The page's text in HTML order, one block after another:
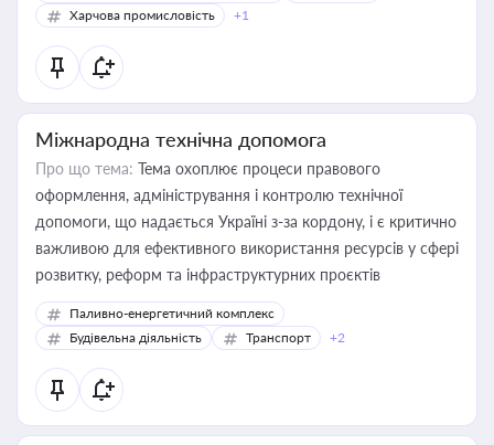
Харчова промисловість
+1
Міжнародна технічна допомога
Про що тема: Тема охоплює процеси правового
оформлення, адміністрування і контролю технічної
допомоги, що надається Україні з-за кордону, і є критично
важливою для ефективного використання ресурсів у сфері
розвитку, реформ та інфраструктурних проєктів
Паливно-енергетичний комплекс
Будівельна діяльність
Транспорт +2